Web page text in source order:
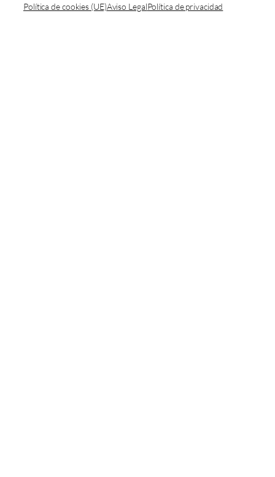
Política de cookies (UE)Aviso LegalPolítica de privacidad